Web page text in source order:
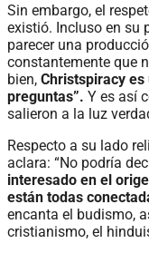
Sin embargo, el
existió. Incluso en su
parecer una
constantemente que
bien, Christspiracy es
preguntas”. Y es así
salieron a la luz
Respecto a su lado
aclara: “No podría
interesado en el
están todas
encanta el budismo,
cristianismo, el